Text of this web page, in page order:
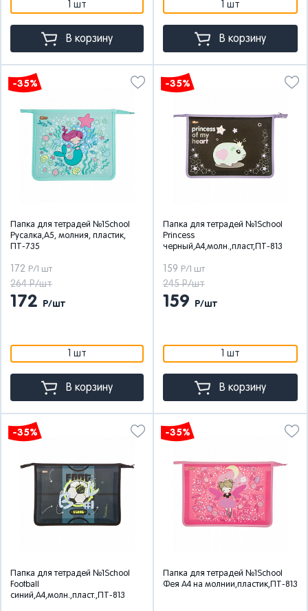
1 шт
В корзину
1 шт
В корзину
-35%
Папка для тетрадей №1School
Русалка,А5, молния, пластик,
ПТ-735
172 Р/1 шт
264 Р/шт
172 Р/шт
1 шт
В корзину
-35%
Папка для тетрадей №1School
Princess
черный,А4,молн.,пласт,ПТ-813
159 Р/1 шт
245 Р/шт
159 Р/шт
1 шт
В корзину
-35%
Папка для тетрадей №1School
Football
синий,А4,молн.,пласт.,ПТ-813
-35%
Папка для тетрадей №1School
Фея А4 на молнии,пластик,ПТ-813